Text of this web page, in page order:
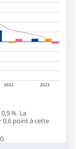
2022 2023
%. La
point à cette